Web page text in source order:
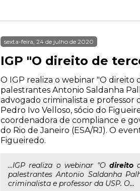
sexta-feira, 24 de julho de 2020
IGP "O direito de
O IGP realiza o webinar "O direito
palestrantes Antonio Saldanha
advogado criminalista e professor
Pedro Ivo Velloso, sócio do
coordenadora de compliance e
do Rio de Janeiro (ESA/RJ). O
Figueiredo.
...IGP realiza o webinar "O direito
palestrantes Antonio Saldanha
criminalista e professor da USP. O...